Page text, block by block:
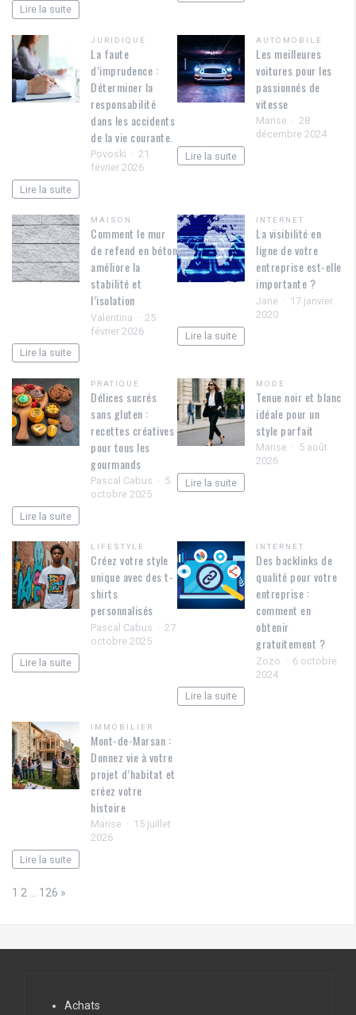
Lire la suite
JURIDIQUE
La faute
d’imprudence :
Déterminer la
responsabilité
dans les accidents
de la vie courante.
Povoski
21
février 2026
Lire la suite
AUTOMOBILE
Les meilleures
voitures pour les
passionnés de
vitesse
Marise
28
décembre 2024
Lire la suite
MAISON
Comment le mur
de refend en béton
améliore la
stabilité et
l’isolation
Valentina
25
février 2026
Lire la suite
INTERNET
La visibilité en
ligne de votre
entreprise est-elle
importante ?
Jane
17 janvier
2020
Lire la suite
PRATIQUE
Délices sucrés
sans gluten :
recettes créatives
pour tous les
gourmands
Pascal Cabus
5
octobre 2025
Lire la suite
MODE
Tenue noir et blanc
idéale pour un
style parfait
Marise
5 août
2026
Lire la suite
LIFESTYLE
Créez votre style
unique avec des t-
shirts
personnalisés
Pascal Cabus
27
octobre 2025
Lire la suite
INTERNET
Des backlinks de
qualité pour votre
entreprise :
comment en
obtenir
gratuitement ?
Zozo
6 octobre
2024
Lire la suite
IMMOBILIER
Mont-de-Marsan :
Donnez vie à votre
projet d’habitat et
créez votre
histoire
Marise
15 juillet
2026
Lire la suite
Page:
1 2 … 126 Next
»
Achats